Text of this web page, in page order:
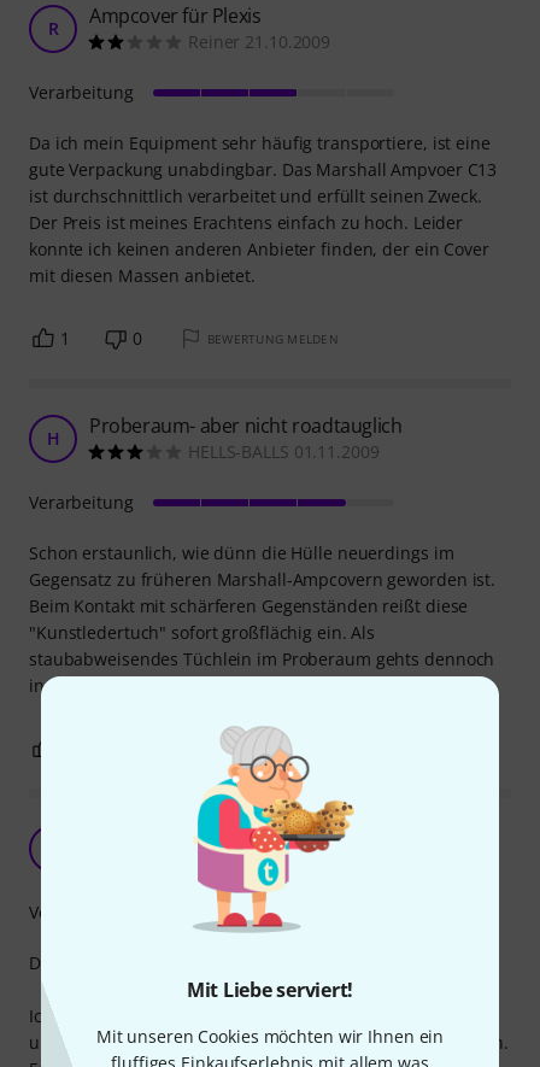
Mit Liebe serviert!
Mit unseren Cookies möchten wir Ihnen ein
R Ampcover für Plexis
Reiner 21.10.2009
Da ich mein Equipment sehr häufig transportiere, ist eine
gute Verpackung unabdingbar. Das Marshall Ampvoer C13
ist durchschnittlich verarbeitet und erfüllt seinen Zweck.
Der Preis ist meines Erachtens einfach zu hoch. Leider
konnte ich keinen anderen Anbieter finden, der ein Cover
mit diesen Massen anbietet.
Verarbeitung
1 0 BEWERTUNG MELDEN
H Proberaum- aber nicht roadtauglich
HELLS-BALLS 01.11.2009
Schon erstaunlich, wie dünn die Hülle neuerdings im
Gegensatz zu früheren Marshall-Ampcovern geworden ist.
Beim Kontakt mit schärferen Gegenständen reißt diese
"Kunstledertuch" sofort großflächig ein. Als
staubabweisendes Tüchlein im Proberaum gehts dennoch
in Ordnung... abgesehen vom Preisleistungsverhältnis.
Verarbeitung
BEWERTUNG MELDEN
Staubschutz cover
Anonym 26.05.2015
Das Cover passt genau auf meinen Metropoulus-Amp.
Ich transportiere meinen "Metro-JTM45" allerdings kaum
und kann darum nichts zur Robustheit des Materials sagen.
Verarbeitung